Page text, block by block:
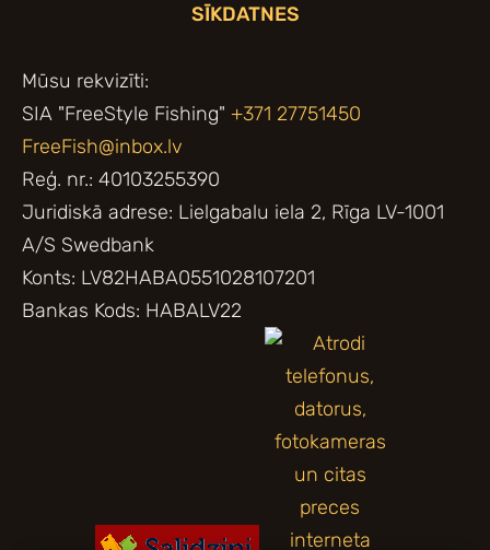
SĪKDATNES
Mūsu rekvizīti:
SIA "FreeStyle Fishing" +371 27751450
FreeFish@inbox.lv
Reģ. nr.: 40103255390
Juridiskā adrese: Lielgabalu iela 2, Rīga LV-1001
A/S Swedbank
Konts: LV82HABA0551028107201
Bankas Kods: HABALV22